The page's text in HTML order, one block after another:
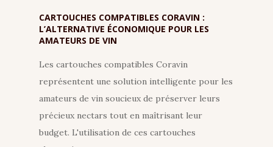
CARTOUCHES COMPATIBLES CORAVIN :
L’ALTERNATIVE ÉCONOMIQUE POUR LES
AMATEURS DE VIN
Les cartouches compatibles Coravin
représentent une solution intelligente pour les
amateurs de vin soucieux de préserver leurs
précieux nectars tout en maîtrisant leur
budget. L'utilisation de ces cartouches